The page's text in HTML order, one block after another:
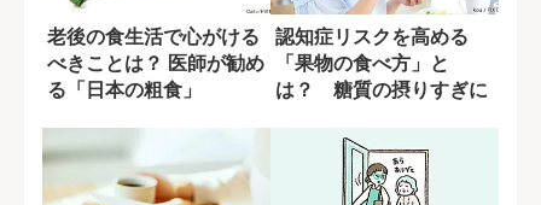
老後の食生活で心がける
べきことは？ 医師が勧め
る「日本の粗食」
認知症リスクを高める
「果物の食べ方」と
は？ 糖質の摂りすぎに